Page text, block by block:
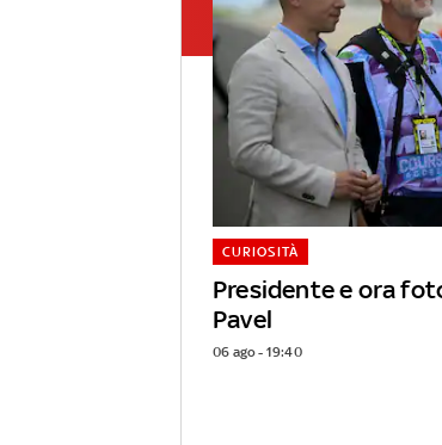
Presidente e ora
Pavel
CURIOSITÀ
06 ago - 19:40